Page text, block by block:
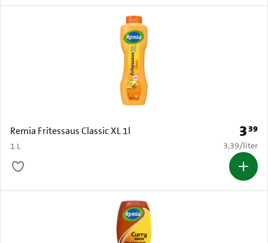
Remia Fritessaus Classic XL 1l
1 L
Prijs:
339
€ 3,39 per
3,39/liter